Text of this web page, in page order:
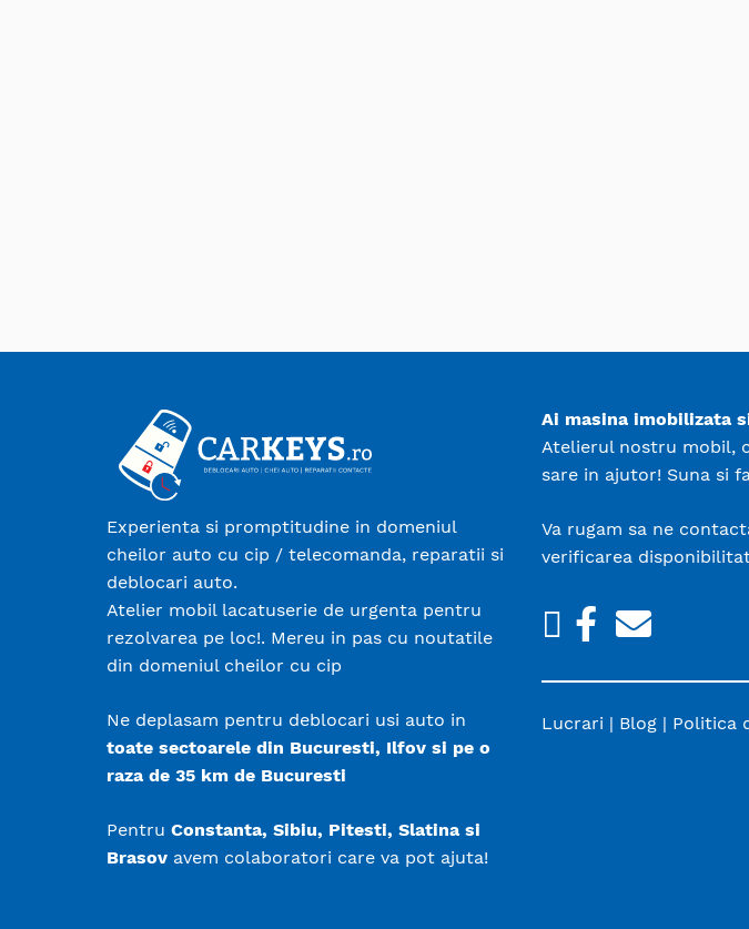
Experienta si promptitudine in domeniul
cheilor auto cu cip / telecomanda, reparatii si
deblocari auto.
Atelier mobil lacatuserie de urgenta pentru
rezolvarea pe loc!. Mereu in pas cu noutatile
din domeniul cheilor cu cip
Ne deplasam pentru deblocari usi auto in
toate sectoarele din Bucuresti, Ilfov si pe o
raza de 35 km de Bucuresti
Pentru Constanta, Sibiu, Pitesti, Slatina si
Brasov avem colaboratori care va pot ajuta!
Ai masina imobilizata
Atelierul nostru mobil,
sare in ajutor! Suna si
Va rugam sa ne
verificarea
Lucrari | Blog | Politica